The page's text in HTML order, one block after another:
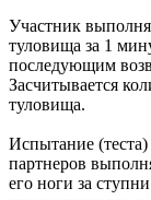
Участник
туловища за 1
последующим
Засчитывается
туловища.
Испытание
партнеров
его ноги за